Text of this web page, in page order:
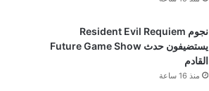
نجوم Resident Evil Requiem
يستضيفون حدث Future Game Show
القادم
منذ 16 ساعة